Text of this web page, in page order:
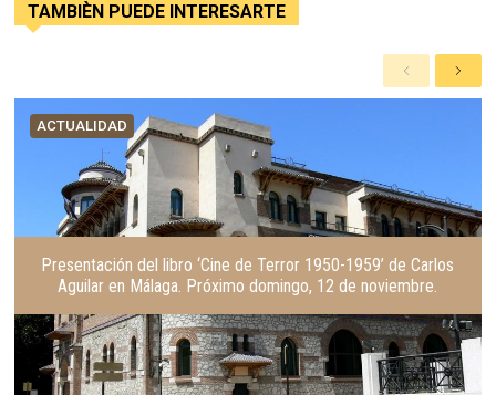
TAMBIÈN PUEDE INTERESARTE
A
n
o
r
S
i
n
t
e
ACTUALIDAD
Presentación del libro ‘Cine de Terror 1950-1959’ de Carlos
Aguilar en Málaga. Próximo domingo, 12 de noviembre.